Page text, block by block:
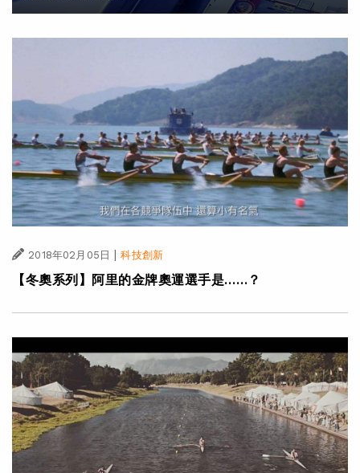
2018年02月05日 | 科技創新
【冬奧系列】阿里的金牌奧運選手是……？